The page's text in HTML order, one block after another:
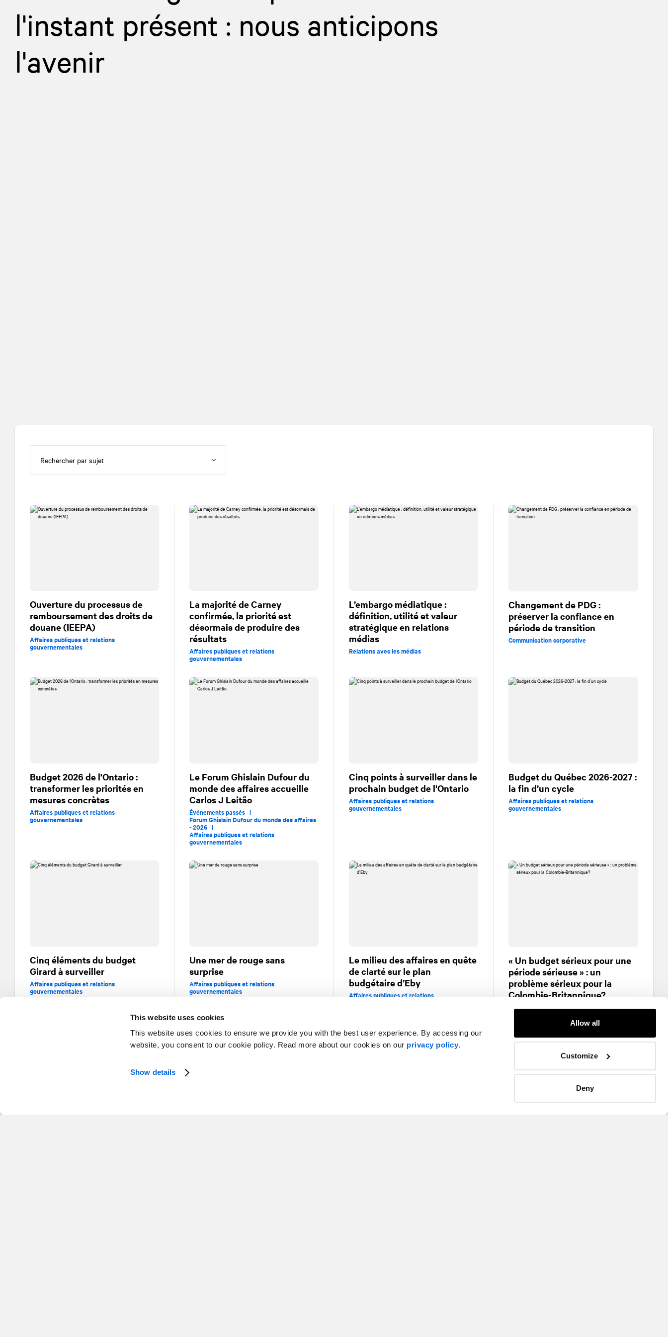
This website uses cookies
This website uses cookies to ensure we provide you with the best user experience. By accessing our
website, you consent to our cookie policy. Read more about our cookies on our privacy policy.
Show details
Allow all
Customize
Deny
l'instant présent : nous anticipons
l'avenir
Ouverture du processus de
remboursement des droits de
douane (IEEPA)
Affaires publiques et relations
gouvernementales
La majorité de Carney
confirmée, la priorité est
désormais de produire des
résultats
Affaires publiques et relations
gouvernementales
L’embargo médiatique :
définition, utilité et valeur
stratégique en relations
médias
Relations avec les médias
Changement de PDG :
préserver la confiance en
période de transition
Communication corporative
Budget 2026 de l'Ontario :
transformer les priorités en
mesures concrètes
Affaires publiques et relations
gouvernementales
Le Forum Ghislain Dufour du
monde des affaires accueille
Carlos J Leitão
Événements passés |
Forum Ghislain Dufour du monde des affaires
- 2026 |
Affaires publiques et relations
gouvernementales
Cinq points à surveiller dans le
prochain budget de l'Ontario
Affaires publiques et relations
gouvernementales
Budget du Québec 2026-2027 :
la fin d’un cycle
Affaires publiques et relations
gouvernementales
Cinq éléments du budget
Girard à surveiller
Affaires publiques et relations
gouvernementales
Une mer de rouge sans
surprise
Affaires publiques et relations
gouvernementales
Le milieu des affaires en quête
de clarté sur le plan
budgétaire d’Eby
Affaires publiques et relations
« Un budget sérieux pour une
période sérieuse » : un
problème sérieux pour la
Colombie-Britannique?
Affaires publiques et relations